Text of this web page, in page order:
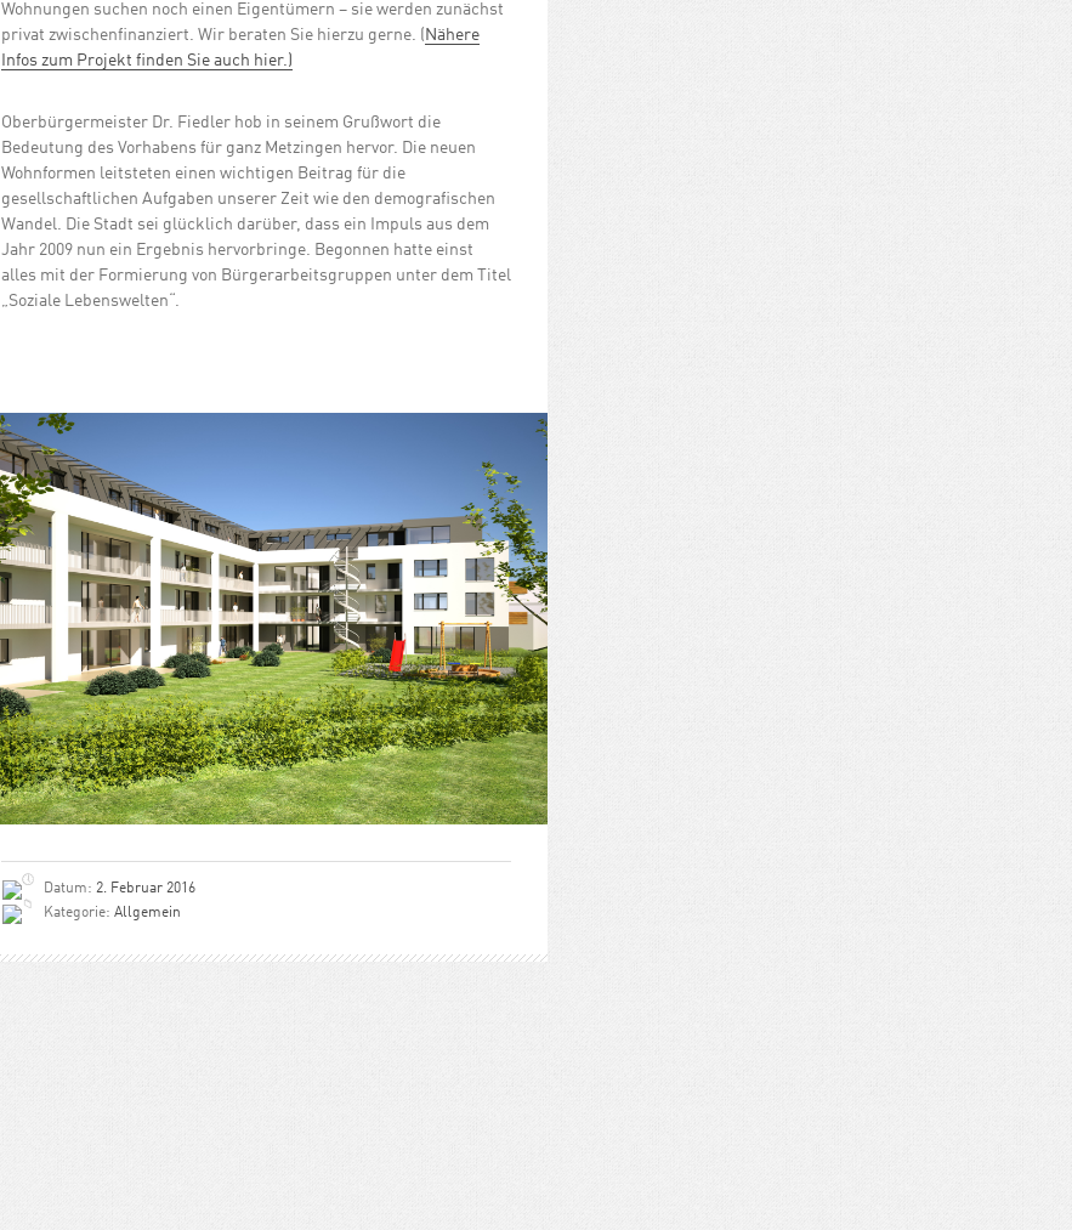
Wohnungen suchen noch einen Eigentümern – sie werden zunächst
privat zwischenfinanziert. Wir beraten Sie hierzu gerne. ( Nähere
Infos zum Projekt finden Sie auch hier.)
Oberbürgermeister Dr. Fiedler hob in seinem Grußwort die
Bedeutung des Vorhabens für ganz Metzingen hervor. Die neuen
Wohnformen leitsteten einen wichtigen Beitrag für die
gesellschaftlichen Aufgaben unserer Zeit wie den demografischen
Wandel. Die Stadt sei glücklich darüber, dass ein Impuls aus dem
Jahr 2009 nun ein Ergebnis hervorbringe. Begonnen hatte einst
alles mit der Formierung von Bürgerarbeitsgruppen unter dem Titel
„Soziale Lebenswelten“.
Datum:2. Februar 2016
Kategorie:Allgemein